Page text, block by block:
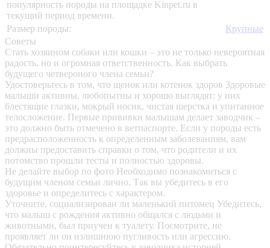
популярность породы на площадке Kinpet.ru в
текущий период времени.
Размер породы:
Крупные
Советы
Стать хозяином собаки или кошки – это не только невероятная
радость, но и огромная ответственность. Как выбрать
будущего четвероного члена семьи?
Удостоверьтесь в том, что щенок или котенок здоров Здоровые
малыши активны, любопытны и хорошо выглядят: у них
блестящие глазки, мокрый носик, чистая шерстка и упитанное
телосложение. Первые прививки малышам делает заводчик –
это должно быть отмечено в ветпаспорте. Если у породы есть
предрасположенность к определенным заболеваниям, вам
должны предоставить справки о том, что родители и их
потомство прошли тесты и полностью здоровы.
Не делайте выбор по фото Необходимо познакомиться с
будущим членом семьи лично. Так вы убедитесь в его
здоровье и определитесь с характером.
Уточните, социализирован ли маленький питомец Убедитесь,
что малыш с рождения активно общался с людьми и
животными, был приучен к туалету. Посмотрите, не
проявляет ли он излишнюю пугливость или агрессию.